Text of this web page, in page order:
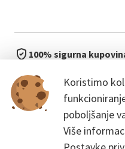
Koristimo
poboljšanje
Više
100% sigurna
bez čekanja u redu